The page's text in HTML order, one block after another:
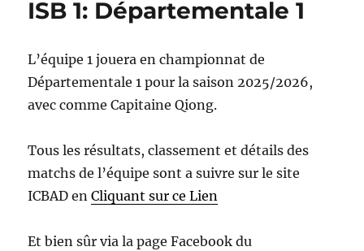
ISB 1: Départementale 1
L’équipe 1 jouera en championnat de
Départementale 1 pour la saison 2025/2026,
avec comme Capitaine Qiong.
Tous les résultats, classement et détails des
matchs de l’équipe sont a suivre sur le site
ICBAD enCliquant sur ce Lien
Et bien sûr via la page Facebook du